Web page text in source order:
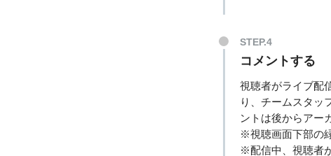
STEP.4
コメントする
視聴者がライブ配
り、チームスタッ
ントは後からアー
※視聴画面下部の
※配信中、視聴者